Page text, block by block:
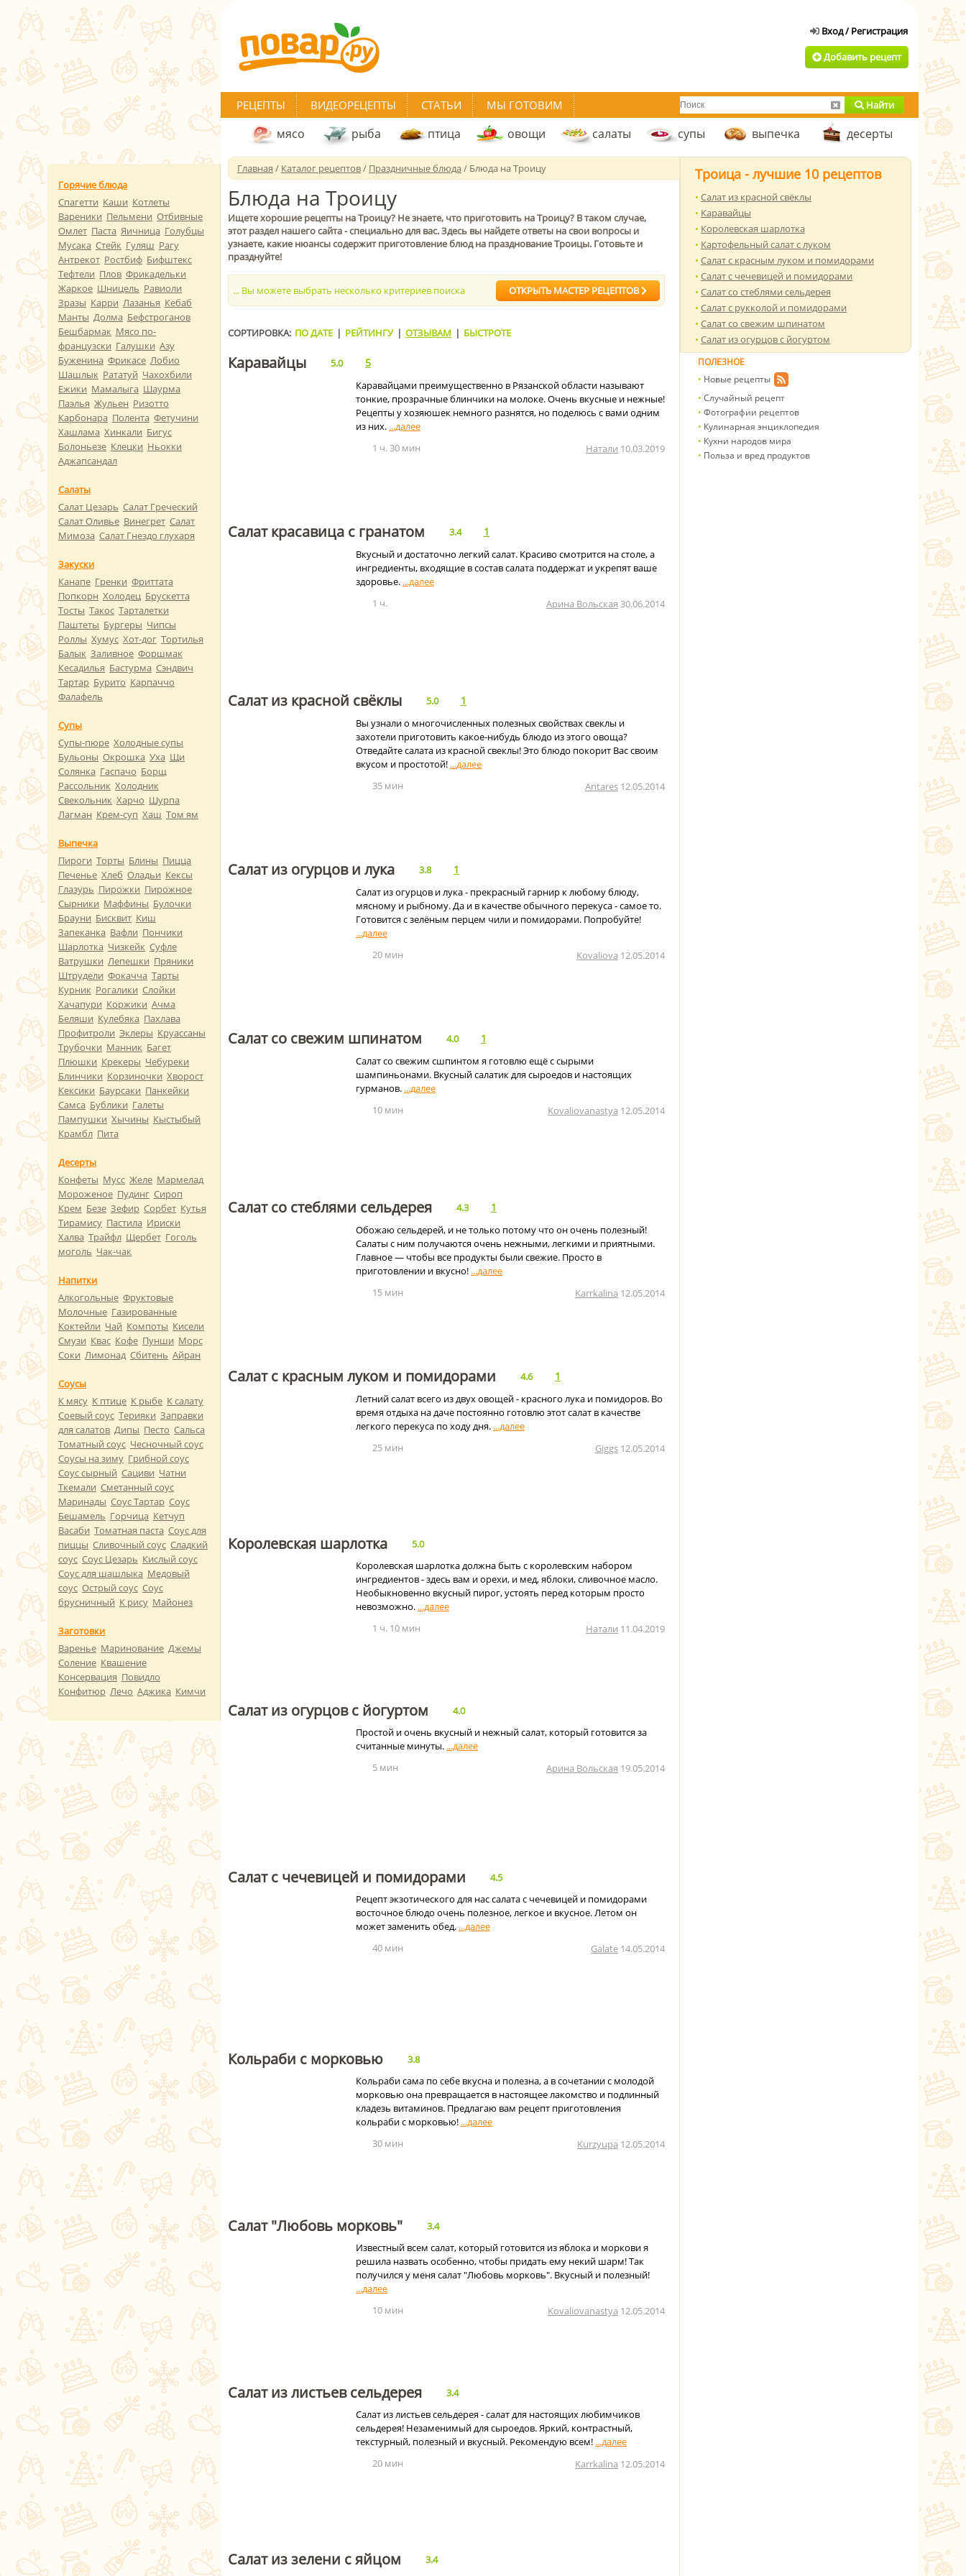
Добавить рецепт
РЕЦЕПТЫ ВИДЕОРЕЦЕПТЫ СТАТЬИ МЫ ГОТОВИМ Найти
мясо рыба птица овощи салаты супы выпечка десерты
Главная / Каталог рецептов/ Праздничные блюда/ Блюда на Троицу
Блюда на Троицу
Ищете хорошие рецепты на Троицу? Не знаете, что приготовить на Троицу? В таком случае,
этот раздел нашего сайта - специально для вас. Здесь вы найдете ответы на свои вопросы и
узнаете, какие нюансы содержит приготовление блюд на празднование Троицы. Готовьте и
празднуйте!
... Вы можете выбрать несколько критериев поиска ОТКРЫТЬ МАСТЕР РЕЦЕПТОВ
СОРТИРОВКА: ПО ДАТЕ | РЕЙТИНГУ | ОТЗЫВАМ | БЫСТРОТЕ
Каравайцы 5.0 5
Каравайцами преимущественно в Рязанской области называют
тонкие, прозрачные блинчики на молоке. Очень вкусные и нежные!
Рецепты у хозяюшек немного разнятся, но поделюсь с вами одним
из них.
1 ч. 30 мин
Натали 10.03.2019
Салат красавица с гранатом 3.4 1
Вкусный и достаточно легкий салат. Красиво смотрится на столе, а
ингредиенты, входящие в состав салата поддержат и укрепят ваше
здоровье.
1 ч.
Арина Вольская 30.06.2014
Салат из красной свёклы 5.0 1
Вы узнали о многочисленных полезных свойствах свеклы и
захотели приготовить какое-нибудь блюдо из этого овоща?
Отведайте салата из красной свеклы! Это блюдо покорит Вас своим
вкусом и простотой!
35 мин
Antares 12.05.2014
Салат из огурцов и лука 3.8 1
Салат из огурцов и лука - прекрасный гарнир к любому блюду,
мясному и рыбному. Да и в качестве обычного перекуса - самое то.
Готовится с зелёным перцем чили и помидорами. Попробуйте!
20 мин Kovaliova 12.05.2014
Салат со свежим шпинатом 4.0 1
Салат со свежим сшпинтом я готовлю ещё с сырыми
шампиньонами. Вкусный салатик для сыроедов и настоящих
гурманов.
10 мин
Kovaliovanastya 12.05.2014
Салат со стеблями сельдерея 4.3 1
Обожаю сельдерей, и не только потому что он очень полезный!
Салаты с ним получаются очень нежными, легкими и приятными.
Главное — чтобы все продукты были свежие. Просто в
приготовлении и вкусно!
15 мин
Karrkalina 12.05.2014
Салат с красным луком и помидорами 4.6 1
Летний салат всего из двух овощей - красного лука и помидоров. Во
время отдыха на даче постоянно готовлю этот салат в качестве
легкого перекуса по ходу дня.
25 мин
Giggs 12.05.2014
Королевская шарлотка
5.0
Королевская шарлотка должна быть с королевским набором
ингредиентов - здесь вам и орехи, и мед, яблоки, сливочное масло.
Необыкновенно вкусный пирог, устоять перед которым просто
невозможно.
1 ч. 10 мин
Натали 11.04.2019
Салат из огурцов с йогуртом
4.0
Простой и очень вкусный и нежный салат, который готовится за
считанные минуты.
5 мин
Арина Вольская 19.05.2014
Салат с чечевицей и помидорами
4.5
Рецепт экзотического для нас салата с чечевицей и помидорами
восточное блюдо очень полезное, легкое и вкусное. Летом он
может заменить обед.
40 мин
Galate 14.05.2014
Кольраби с морковью
3.8
Кольраби сама по себе вкусна и полезна, а в сочетании с молодой
морковью она превращается в настоящее лакомство и подлинный
кладезь витаминов. Предлагаю вам рецепт приготовления
кольраби с морковью!
30 мин
Kurzyupa 12.05.2014
Салат "Любовь морковь"
3.4
Известный всем салат, который готовится из яблока и моркови я
решила назвать особенно, чтобы придать ему некий шарм! Так
получился у меня салат "Любовь морковь". Вкусный и полезный!
10 мин Kovaliovanastya 12.05.2014
Cалат из листьев сельдерея
3.4
Cалат из листьев сельдерея - салат для настоящих любимчиков
сельдерея! Незаменимый для сыроедов. Яркий, контрастный,
текстурный, полезный и вкусный. Рекомендую всем!
20 мин
Karrkalina 12.05.2014
Салат из зелени с яйцом
3.4
Троица - лучшие 10 рецептов
Салат из красной свёклы
Каравайцы
Королевская шарлотка
Картофельный салат с луком
Салат с красным луком и помидорами
Салат с чечевицей и помидорами
Салат со стеблями сельдерея
Салат с рукколой и помидорами
Салат со свежим шпинатом
Салат из огурцов с йогуртом
ПОЛЕЗНОЕ
Новые рецепты
Случайный рецепт
Фотографии рецептов
Кулинарная энциклопедия
Кухни народов мира
Польза и вред продуктов
Горячие блюда
Спагетти Каши Котлеты
Вареники Пельмени Отбивные
Омлет Паста Яичница Голубцы
Мусака Стейк Гуляш Рагу
Антрекот Ростбиф Бифштекс
Тефтели Плов Фрикадельки
Жаркое Шницель Равиоли
Зразы Карри Лазанья Кебаб
Манты Долма Бефстроганов
Бешбармак Мясо по-
французски Галушки Азу
Буженина Фрикасе Лобио
Шашлык Рататуй Чахохбили
Ежики Мамалыга Шаурма
Паэлья Жульен Ризотто
Карбонара Полента Фетучини
Хашлама Хинкали Бигус
Болоньезе Клецки Ньокки
Аджапсандал
Салаты
Салат Цезарь Салат Греческий
Салат Оливье Винегрет Салат
Мимоза Салат Гнездо глухаря
Закуски
Канапе Гренки Фриттата
Попкорн Холодец Брускетта
Тосты Такос Тарталетки
Паштеты Бургеры Чипсы
Роллы Хумус Хот-дог Тортилья
Балык Заливное Форшмак
Кесадилья Бастурма Сэндвич
Тартар Бурито Карпаччо
Фалафель
Супы
Супы-пюре Холодные супы
Бульоны Окрошка Уха Щи
Солянка Гаспачо Борщ
Рассольник Холодник
Свекольник Харчо Шурпа
Лагман Крем-суп Хаш Том ям
Выпечка
Пироги Торты Блины Пицца
Печенье Хлеб Оладьи Кексы
Глазурь Пирожки Пирожное
Сырники Маффины Булочки
Брауни Бисквит Киш
Запеканка Вафли Пончики
Шарлотка Чизкейк Суфле
Ватрушки Лепешки Пряники
Штрудели Фокачча Тарты
Курник Рогалики Слойки
Хачапури Коржики Ачма
Беляши Кулебяка Пахлава
Профитроли Эклеры Круассаны
Трубочки Манник Багет
Плюшки Крекеры Чебуреки
Блинчики Корзиночки Хворост
Кексики Баурсаки Панкейки
Самса Бублики Галеты
Пампушки Хычины Кыстыбый
Крамбл Пита
Десерты
Конфеты Мусс Желе Мармелад
Мороженое Пудинг Сироп
Крем Безе Зефир Сорбет Кутья
Тирамису Пастила Ириски
Халва Трайфл Щербет Гоголь
моголь Чак-чак
Напитки
Алкогольные Фруктовые
Молочные Газированные
Коктейли Чай Компоты Кисели
Смузи Квас Кофе Пунши Морс
Соки Лимонад Сбитень Айран
Соусы
К мясу К птице К рыбе К салату
Соевый соус Терияки Заправки
для салатов Дипы Песто Сальса
Томатный соус Чесночный соус
Соусы на зиму Грибной соус
Соус сырный Сациви Чатни
Ткемали Сметанный соус
Маринады Соус Тартар Соус
Бешамель Горчица Кетчуп
Васаби Томатная паста Соус для
пиццы Сливочный соус Сладкий
соус Соус Цезарь Кислый соус
Соус для шашлыка Медовый
соус Острый соус Соус
брусничный К рису Майонез
Заготовки
Варенье Маринование Джемы
Соление Квашение
Консервация Повидло
Конфитюр Лечо Аджика Кимчи